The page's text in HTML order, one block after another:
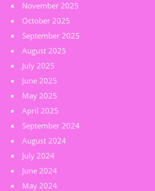
November 2025
October 2025
September 2025
August 2025
July 2025
June 2025
May 2025
April 2025
September 2024
August 2024
July 2024
June 2024
May 2024